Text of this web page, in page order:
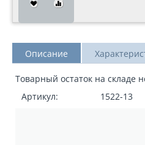
Описание
Товарный остаток на складе
Артикул:
1522-13